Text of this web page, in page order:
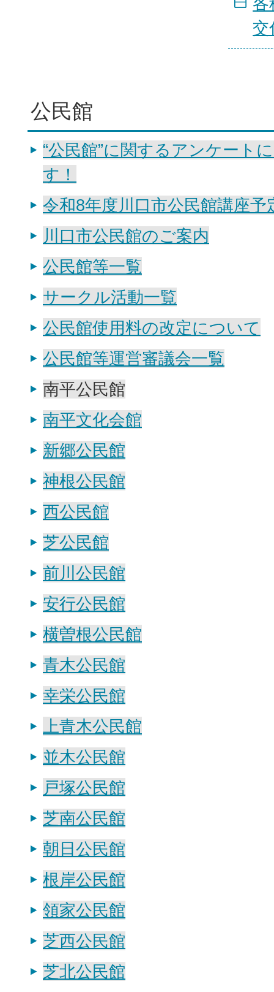
交
公民館
“公民館”に関するアンケート
す！
令和8年度川口市公民館講座予
川口市公民館のご案内
公民館等一覧
サークル活動一覧
公民館使用料の改定について
公民館等運営審議会一覧
南平公民館
南平文化会館
新郷公民館
神根公民館
西公民館
芝公民館
前川公民館
安行公民館
横曽根公民館
青木公民館
幸栄公民館
上青木公民館
並木公民館
戸塚公民館
芝南公民館
朝日公民館
根岸公民館
領家公民館
芝西公民館
芝北公民館